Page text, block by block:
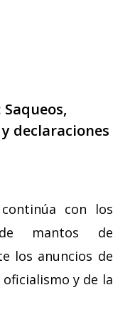
declaraciones
con los
mantos de
los anuncios de
y de la